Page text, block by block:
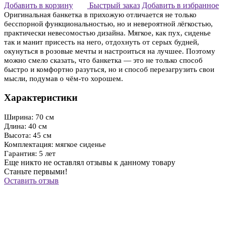
Добавить в корзину
Быстрый заказ Добавить в избранное
Оригинальная банкетка в прихожую отличается не только
бесспорной функциональностью, но и невероятной лёгкостью,
практически невесомостью дизайна. Мягкое, как пух, сиденье
так и манит присесть на него, отдохнуть от серых будней,
окунуться в розовые мечты и настроиться на лучшее. Поэтому
можно смело сказать, что банкетка — это не только способ
быстро и комфортно разуться, но и способ перезагрузить свои
мысли, подумав о чём-то хорошем.
Характеристики
Ширина: 70 см
Длина: 40 см
Высота: 45 см
Комплектация: мягкое сиденье
Гарантия: 5 лет
Еще никто не оставлял отзывы к данному товару
Станьте первыми!
Оставить отзыв